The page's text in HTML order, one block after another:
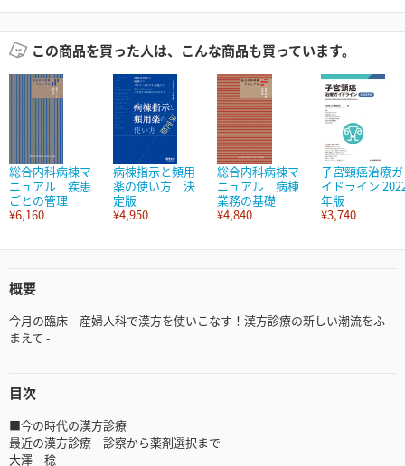
この商品を買った人は、こんな商品も買っています。
総合内科病棟マ
ニュアル 疾患
ごとの管理
¥6,160
病棟指示と頻用
薬の使い方 決
定版
¥4,950
総合内科病棟マ
ニュアル 病棟
業務の基礎
¥4,840
子宮頸癌治療ガ
イドライン
年版
¥3,740
概要
今月の臨床 産婦人科で漢方を使いこなす！漢方診療の新しい潮流をふ
まえて -
目次
■今の時代の漢方診療
最近の漢方診療－診察から薬剤選択まで
大澤 稔